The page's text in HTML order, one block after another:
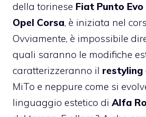
della torinese Fiat Punto Evo
Opel Corsa, è iniziata nel
Ovviamente, è impossibile
quali saranno le modifiche
caratterizzeranno il restyling
MiTo e neppure come si
linguaggio estetico di Alfa